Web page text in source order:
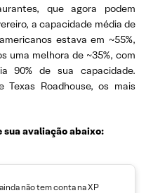
que agora podem
a capacidade média de
estava em ~55%,
uma melhora de ~35%, com
90% de sua capacidade.
Texas Roadhouse, os mais
sua avaliação abaixo:
não tem conta na XP